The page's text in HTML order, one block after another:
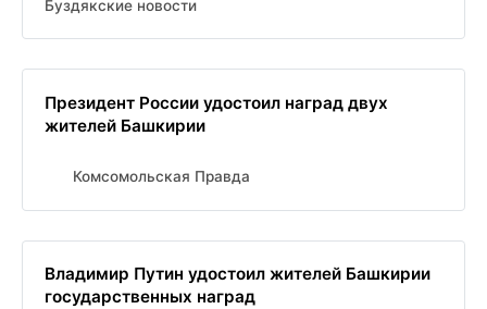
Буздякские новости
Президент России удостоил наград двух
жителей Башкирии
Комсомольская Правда
Владимир Путин удостоил жителей Башкирии
государственных наград